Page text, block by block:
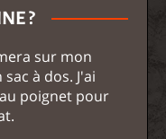
?
sur mon
à dos. J'ai
poignet pour